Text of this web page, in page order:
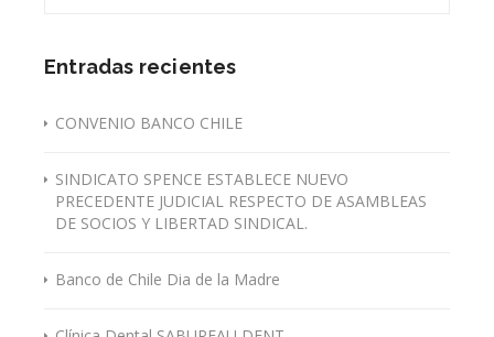
Entradas recientes
CONVENIO BANCO CHILE
SINDICATO SPENCE ESTABLECE NUEVO
PRECEDENTE JUDICIAL RESPECTO DE ASAMBLEAS
DE SOCIOS Y LIBERTAD SINDICAL.
Banco de Chile Dia de la Madre